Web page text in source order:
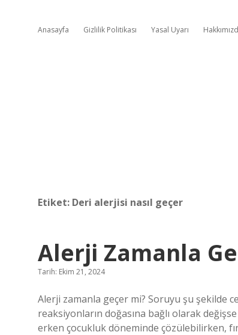
Anasayfa Gizlilik Politikası Yasal Uyarı
Etiket: Deri alerjisi nasıl geçer
Alerji Zamanla
Tarih: Ekim 21, 2024
Alerji zamanla geçer mi? Soruyu şu şekilde
reaksiyonların doğasına bağlı olarak
erken çocukluk döneminde çözülebilirken,